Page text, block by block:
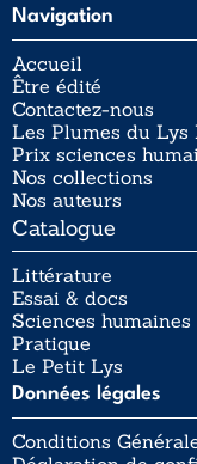
Navigation
Accueil
Être édité
Contactez-nous
Les Plumes du Lys
Prix sciences
Nos collections
Nos auteurs
Catalogue
Littérature
Essai & docs
Sciences humaines
Pratique
Le Petit Lys
Données légales
Conditions